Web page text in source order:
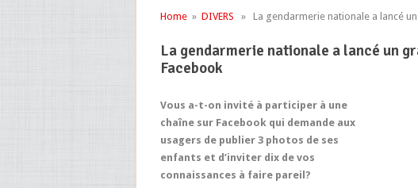
Home » DIVERS » La gendarmerie nationale a lancé
La gendarmerie nationale a lancé un
Facebook
Vous a-t-on invité à participer à une
chaîne sur Facebook qui demande aux
usagers de publier 3 photos de ses
enfants et d’inviter dix de vos
connaissances à faire pareil?